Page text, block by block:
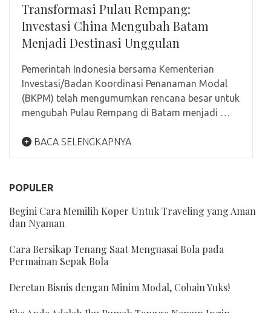
Transformasi Pulau Rempang:
Investasi China Mengubah Batam
Menjadi Destinasi Unggulan
Pemerintah Indonesia bersama Kementerian
Investasi/Badan Koordinasi Penanaman Modal
(BKPM) telah mengumumkan rencana besar untuk
mengubah Pulau Rempang di Batam menjadi …
BACA SELENGKAPNYA
POPULER
Begini Cara Memilih Koper Untuk Traveling yang Aman
dan Nyaman
Cara Bersikap Tenang Saat Menguasai Bola pada
Permainan Sepak Bola
Deretan Bisnis dengan Minim Modal, Cobain Yuks!